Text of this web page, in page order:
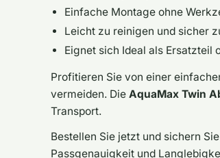
Einfache Montage ohne
Leicht zu reinigen und sicher
Eignet sich Ideal als Ersatzteil
Profitieren Sie von einer
vermeiden. Die AquaMax Twin
Transport.
Bestellen Sie jetzt und sichern
Passgenauigkeit und